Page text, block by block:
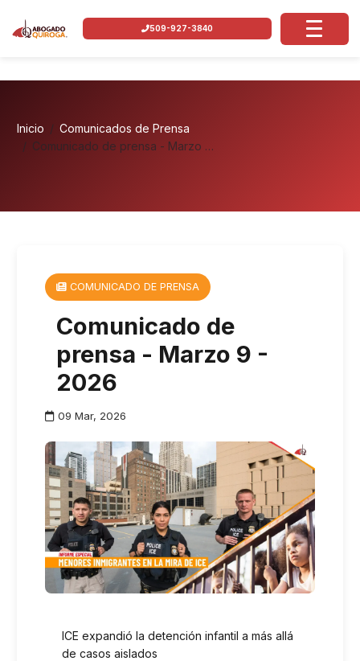
509-927-3840
Inicio
Comunicados de Prensa
Comunicado de prensa - Marzo …
COMUNICADO DE PRENSA
Comunicado de
prensa - Marzo 9 -
2026
09 Mar, 2026
ICE expandió la detención infantil a más allá
de casos aislados